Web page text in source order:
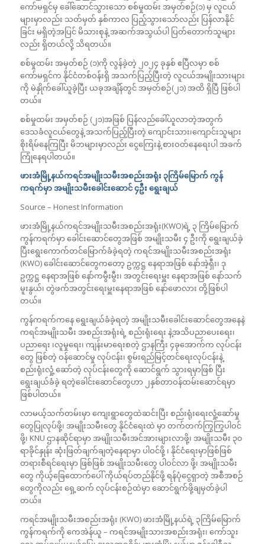
ကော်မရှင်မှ ခေါ်ဆောင်သွားသော စစ်မှုထမ်း အမှတ်စဉ်(၁) မှ လူငယ်
များမှာလည်း သတ်မှတ် နှစ်ကာလ ပြည့်သွားသော်လည်း ပြန်လာနိုင်
ခြင်း မရှိတဲ့အပြင် မိသားစုနဲ့ အဆက်အသွယ်ပါ ပြတ်တောက်သူများ
လည်း ရှိတယ်လို့ သိရတယ်။
စစ်မှုထမ်း အမှတ်စဉ် (၁)ကို လွန်ခဲ့တဲ့ ၂၀၂၄ ခုနှစ် ဧပြီလမှာ စစ်
ကော်မရှင်က နိုင်ငံတစ်ဝန်းရှိ အသက်ပြည့်ပြီးတဲ့ လူငယ်အမျိုးသားများ
ကို မဲနှိုက်ခေါ်ယူခဲ့ပြီး ယခုအချိန်တွင် အမှတ်စဉ်(၂၁) အထိ ရှိပြီ ဖြစ်ပါ
တယ်။
စစ်မှုထမ်း အမှတ်စဉ် (၂၁)အဖြစ် ပြန်လည်ခေါ်ယူလာတဲ့အတွက်
ဒေသခံလူငယ်တွေနဲ့ အသက်ပြည့်ပြီးတဲ့ ကျောင်းသား၊ကျောင်းသူများ
စိုးရိမ်နေကြပြီး မိဘများမှာလည်း ငွေကြေးနဲ့ စားဝတ်နေရေးပါ အခက်
ကြုံနေရပါတယ်။
ဖားအံမြို့နယ်ကရင်အမျိုးသမီးအစည်းအရုံး ၃ကြိမ်မြောက် ကွန်
ကရက်မှာ အမျိုးသမီးခေါင်းဆောင် ၄ဦး ရွေးချယ်
Source – Honest Information
ဖားအံမြို့နယ်ကရင်အမျိုးသမီးအစည်းအရုံး(KWO)ရဲ့ ၃ ကြိမ်မြောက်
ကွန်ကရက်မှာ ခေါင်းဆောင်တွေအဖြစ် အမျိုးသမီး ၄ ဦးကို ရွေးချယ်ခဲ့
ပြီးရွေးကောက်တင်မြောက်ခံခဲ့ရတဲ့ ကရင်အမျိုးသမီးအစည်းအရုံး
(KWO) ခေါင်းဆောင်တွေကတော့ ဥက္ကဋ္ဌ နေရာအဖြစ် နော်အဲ့ရှီး၊ ဒု
ဥက္ကဋ္ဌ နေရာအဖြစ် နော်ကမွီးမွီး၊ အတွင်းရေးမှူး နေရာအဖြစ် နော်သက်
မူးနွယ်၊ တွဲဖက်အတွင်းရေးမှူးနေရာအဖြစ် နော်ဖောလား တို့ဖြစ်ပါ
တယ်။
ကွန်ကရက်ကနေ ရွေးချယ်ခံခဲ့ရတဲ့ အမျိုးသမီးခေါင်းဆောင်တွေအနေနဲ့
ကရင်အမျိုးသမီး အစည်းအရုံးရဲ့ စည်းရုံးရေး နဲ့အသိပညာပေးရေး၊
ပညာရေး ၊လူမှုရေး၊ ကျန်းမာရေးစတဲ့ ဌာနကြီး ၄ခုအောက်က လုပ်ငန်း
တွေ ဖြစ်တဲ့ ဝန်ဆောင်မှု လုပ်ငန်း၊ စွမ်းရည်မြင့်တင်ရေးလုပ်ငန်းနဲ့
စည်းရုံးလှုံ့ ဆော်တဲ့ လုပ်ငန်းတွေကို ဆောင်ရွက် သွားရမှာဖြစ် ပြီး
ရွေးချယ်ခံခဲ့ ရတဲ့ခေါင်းဆောင်တွေဟာ ၂နှစ်တာဝန်ထမ်းဆောင်ရမှာ
ဖြစ်ပါတယ်။
လာမယ့်သက်တမ်းမှာ ကျေးရွာတွေထဲဆင်းပြီး စည်းရုံးရေးလှုံ့ဆော်မှု
တွေပြုလုပ်ဖို့၊ အမျိုးသမီးတွေ နိုင်ငံရေးထဲ မှာ တက်တက်ကြွကြွပါဝင်
ဖို့၊ KNU ဌာနဆိုင်ရာမှာ အမျိုးသမီးအင်အားများလာဖို့၊ အမျိုးသမီး ၃၀
ရာခိုင်နှုန်း ဆုံးဖြတ်ချက်ချတဲ့နေရာမှာ ပါဝင်ဖို့ ၊ နိုင်ငံရေးမှာဖြစ်ဖြစ်
တရားစီရင်ရေးမှာ ဖြစ်ဖြစ် အမျိုးသမီးတွေ ပါဝင်လာ ဖို့၊ အမျိုးသမီး
တွေ ကိုယ့်ခြေထောက်ပေါ် ကိုယ်ရပ်တည်နိုင်ဖို့ ရန်ပုံငွေရှာတဲ့ အစီအစဉ်
တွေကိုလည်း ရှေ့ဆက် လုပ်ငန်းစဉ်ထဲမှာ ဆောင်ရွက်ဖို့ချမှတ်ခဲ့ပါ
တယ်။
ကရင်အမျိုးသမီးအစည်းအရုံး (KWO) ဖားအံမြို့နယ်ရဲ့ ၃ကြိမ်မြောက်
ကွန်ကရက်ကို ကေအဲန်ယူ – ကရင်အမျိုးသားအစည်းအရုံး၊ ကော်သူး